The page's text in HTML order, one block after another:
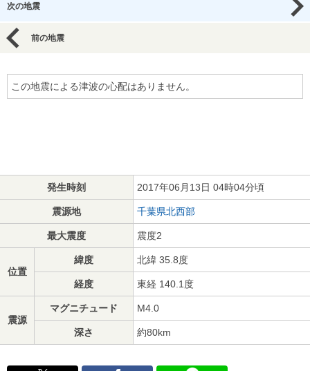
次の地震
前の地震
この地震による津波の心配はありません。
発生時刻 2017年06月13日 04時04分頃
震源地 千葉県北西部
最大震度 震度2
位置
緯度 北緯 35.8度
経度 東経 140.1度
震源
マグニチュード M4.0
深さ 約80km